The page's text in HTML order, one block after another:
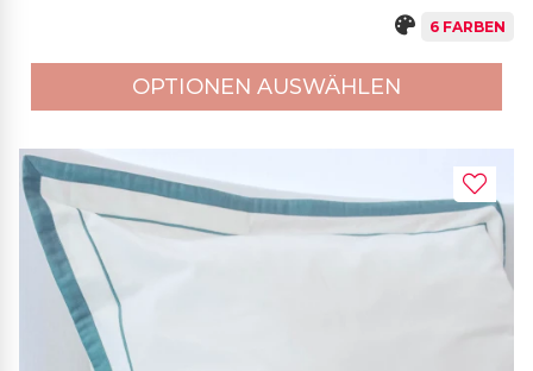
6 FARBEN
OPTIONEN AUSWÄHLEN